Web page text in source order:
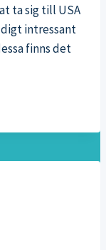
ta sig till USA
intressant
finns det